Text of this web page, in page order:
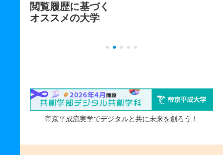
閲覧履歴に基づく
オススメの大学
帝京平成流実学でデジタルと共に未来を創ろう！